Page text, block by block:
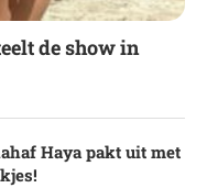
de show in
Haya pakt uit met